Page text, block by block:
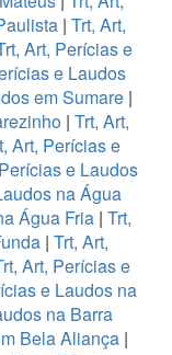
| Trt, Art,
Art, Perícias e
e Laudos
em Sumare |
| Trt, Art,
Art, Perícias e
e Laudos
na Água
Água Fria | Trt,
| Trt, Art,
Art, Perícias e
e Laudos na
na Barra
Bela Aliança |